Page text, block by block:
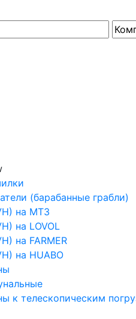
(барабанные грабли)
на МТЗ
на LOVOL
на FARMER
на HUABO
к телескопическим